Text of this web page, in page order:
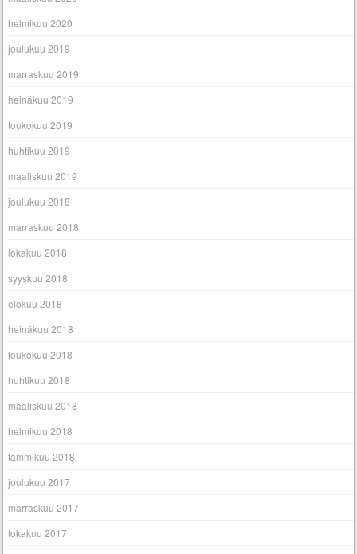
helmikuu 2020
joulukuu 2019
marraskuu 2019
heinäkuu 2019
toukokuu 2019
huhtikuu 2019
maaliskuu 2019
joulukuu 2018
marraskuu 2018
lokakuu 2018
syyskuu 2018
elokuu 2018
heinäkuu 2018
toukokuu 2018
huhtikuu 2018
maaliskuu 2018
helmikuu 2018
tammikuu 2018
joulukuu 2017
marraskuu 2017
lokakuu 2017